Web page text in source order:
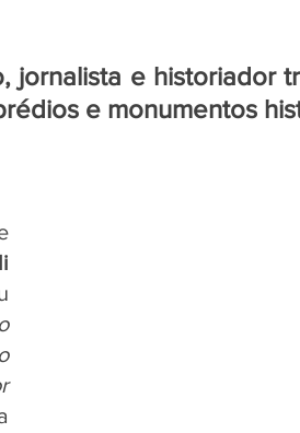
jornalista e historiador
e monumentos